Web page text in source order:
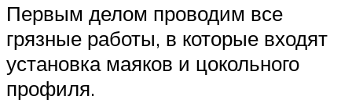
Первым делом проводим все
грязные работы, в которые входят
установка маяков и цокольного
профиля.